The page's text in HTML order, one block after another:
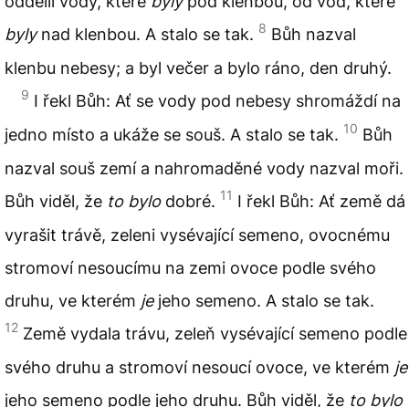
bylynad klenbou. A stalo se tak. 8 Bůh nazval
klenbu nebesy; a byl večer a bylo ráno, den druhý.
9 I řekl Bůh: Ať se vody pod nebesy shromáždí na
jedno místo a ukáže se souš. A stalo se tak. 10 Bůh
nazval souš zemí a nahromaděné vody nazval moři.
Bůh viděl, že to bylodobré. 11 I řekl Bůh: Ať země dá
vyrašit trávě, zeleni vysévající semeno, ovocnému
stromoví nesoucímu na zemi ovoce podle svého
druhu, ve kterém jejeho semeno. A stalo se tak.
12 Země vydala trávu, zeleň vysévající semeno podle
svého druhu a stromoví nesoucí ovoce, ve kterém je
jeho semeno podle jeho druhu. Bůh viděl, že to bylo